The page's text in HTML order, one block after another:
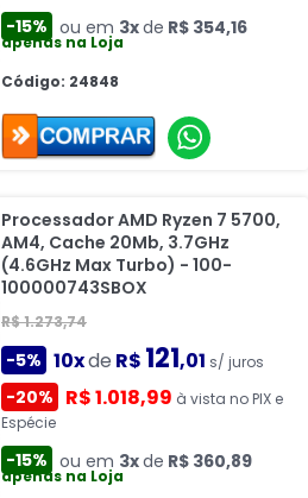
-15% ou em 3xde R$ 354,16
apenas na Loja
Código: 24848
Processador AMD Ryzen 7 5700,
AM4, Cache 20Mb, 3.7GHz
(4.6GHz Max Turbo) - 100-
100000743SBOX
R$ 1.273,74
-5% 10xde R$ 121,01 s/ juros
-20% R$ 1.018,99 à vista no PIX e
Espécie
-15% ou em 3xde R$ 360,89
apenas na Loja